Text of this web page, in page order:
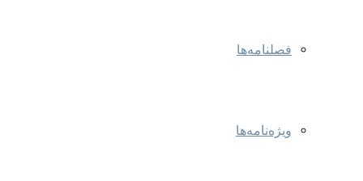
فصلنامه‌ها
ویژه‌نامه‌ها